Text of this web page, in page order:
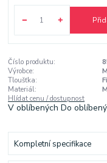
Číslo produktu:
Výrobce:
Tloušťka:
Materiál:
Hlídat cenu / dostupnost
V oblíbenýchDo
Kompletní specifikace